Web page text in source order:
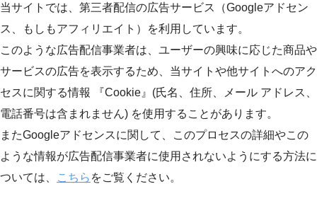
当サイトでは、第三者配信の広告サービス（Googleアドセン
ス、もしもアフィリエイト）を利用しています。
このような広告配信事業者は、ユーザーの興味に応じた商品や
サービスの広告を表示するため、当サイトや他サイトへのアク
セスに関する情報 『Cookie』(氏名、住所、メール アドレス、
電話番号は含まれません) を使用することがあります。
またGoogleアドセンスに関して、このプロセスの詳細やこの
ような情報が広告配信事業者に使用されないようにする方法に
ついては、
こちら をご覧ください。